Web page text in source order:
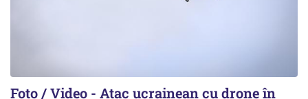
Foto / Video - Atac ucrainean cu drone în